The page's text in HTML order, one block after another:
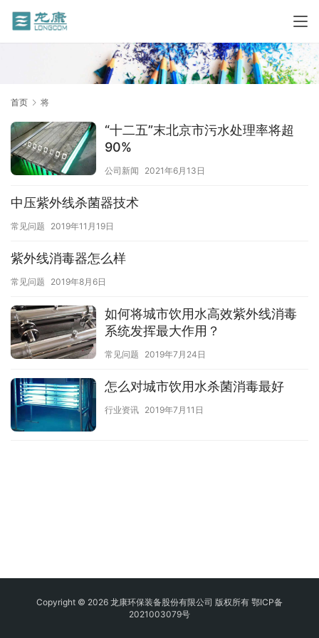
首页 将
“十二五”末北京市污水处理率将超
90%
公司新闻 2021年6月13日
中压紫外线杀菌器技术
常见问题 2019年11月19日
紫外线消毒器怎么样
常见问题 2019年8月6日
如何将城市饮用水高效紫外线消毒
系统发挥最大作用？
常见问题 2019年7月24日
怎么对城市饮用水杀菌消毒最好
行业资讯 2019年7月11日
Copyright © 2026 龙康环保装备股份有限公司 版权所有 鄂ICP备
2021003079号